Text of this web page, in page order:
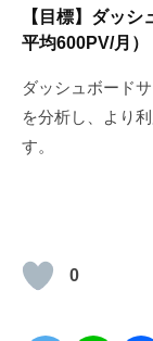
【目標】ダッ
平均600PV/月）
ダッシュボード
を分析し、より
す。
0